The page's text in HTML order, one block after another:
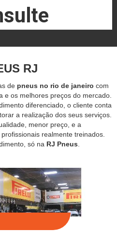
RJ
de pneus no rio de janeiro com
e os melhores preços do mercado.
diferenciado, o cliente conta
a realização dos seus serviços.
menor preço, e a
realmente treinados.
só na RJ Pneus